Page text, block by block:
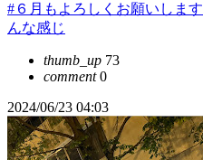
#６月もよろしくお願いします
んな感じ
thumb_up 73
comment0
2024/06/23 04:03